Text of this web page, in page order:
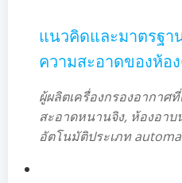
แนวคิดและมาตรฐา
ความสะอาดของห้อ
ผู้ผลิตเครื่องกรองอากาศ
สะอาดหนานจิง, ห้องอา
อัตโนมัติประเภท